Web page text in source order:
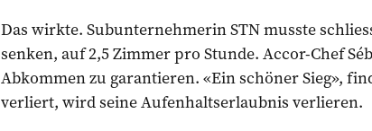
Das wirkte. Subunternehmerin STN musste
senken, auf 2,5 Zimmer pro Stunde. Accor-Chef
Abkommen zu garantieren. «Ein schöner Sieg»,
verliert, wird seine Aufenhaltserlaubnis verlieren.